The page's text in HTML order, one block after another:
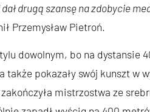
drugą szansę na zdobycie
Przemysław Pietroń.
dowolnym, bo na dystansie
także pokazały swój kunszt w
mistrzostwa ze